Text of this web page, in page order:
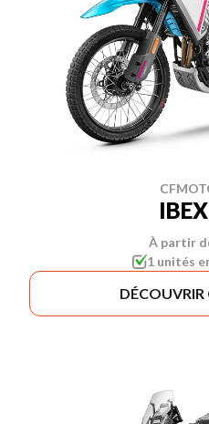
À partir
1 unités
DÉCOUVRIR